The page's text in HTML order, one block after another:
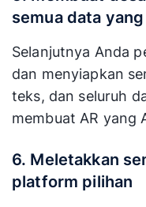
semua data
Selanjutnya Anda
dan menyiapkan
teks, dan seluruh
membuat AR yang
6. Meletakkan
platform pilihan